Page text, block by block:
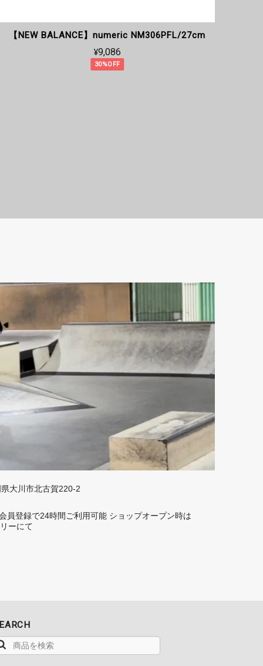
【NEW BALANCE】numeric NM306PFL/27cm
¥9,086
30%OFF
大川市北古賀220-2
員登録で24時間ご利用可能 ショップオープン時は
ーにて